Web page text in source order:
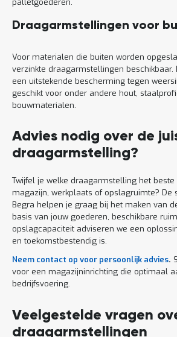
palletgoederen.
Draagarmstellingen voor
Voor materialen die buiten worden
verzinkte draagarmstellingen beschikbaar.
een uitstekende bescherming tegen
geschikt voor onder andere hout,
bouwmaterialen.
Advies nodig over de
draagarmstelling?
Twijfel je welke draagarmstelling het beste
magazijn, werkplaats of opslagruimte? De
Begra helpen je graag bij het maken van
basis van jouw goederen, beschikbare
opslagcapaciteit adviseren we een
en toekomstbestendig is.
Neem contact op voor persoonlijk advies.
voor een magazijninrichting die optimaal
bedrijfsvoering.
Veelgestelde vragen
draagarmstellingen